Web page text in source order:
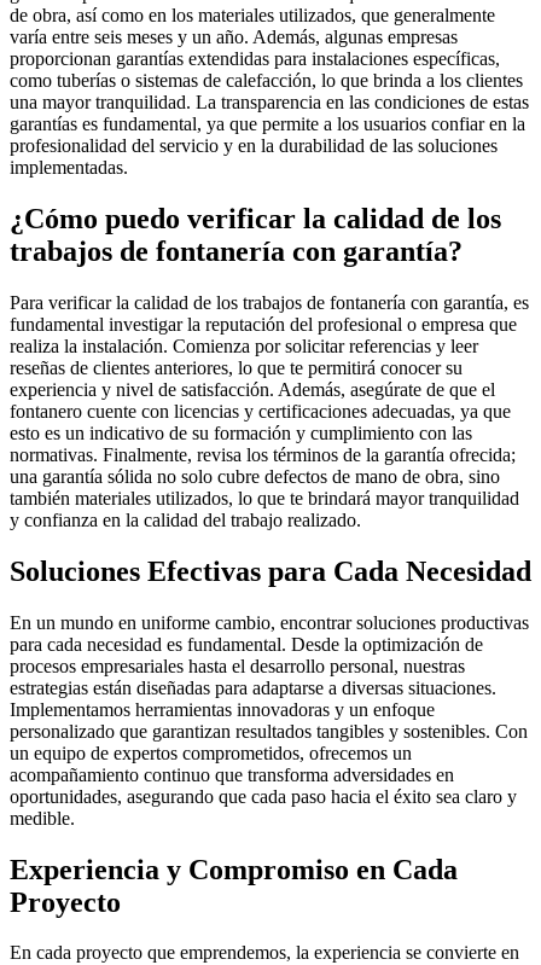
de obra, así como en los materiales utilizados, que generalmente
varía entre seis meses y un año. Además, algunas empresas
proporcionan garantías extendidas para instalaciones específicas,
como tuberías o sistemas de calefacción, lo que brinda a los clientes
una mayor tranquilidad. La transparencia en las condiciones de estas
garantías es fundamental, ya que permite a los usuarios confiar en la
profesionalidad del servicio y en la durabilidad de las soluciones
implementadas.
¿Cómo puedo verificar la calidad de los
trabajos de fontanería con garantía?
Para verificar la calidad de los trabajos de fontanería con garantía, es
fundamental investigar la reputación del profesional o empresa que
realiza la instalación. Comienza por solicitar referencias y leer
reseñas de clientes anteriores, lo que te permitirá conocer su
experiencia y nivel de satisfacción. Además, asegúrate de que el
fontanero cuente con licencias y certificaciones adecuadas, ya que
esto es un indicativo de su formación y cumplimiento con las
normativas. Finalmente, revisa los términos de la garantía ofrecida;
una garantía sólida no solo cubre defectos de mano de obra, sino
también materiales utilizados, lo que te brindará mayor tranquilidad
y confianza en la calidad del trabajo realizado.
Soluciones Efectivas para Cada Necesidad
En un mundo en uniforme cambio, encontrar soluciones productivas
para cada necesidad es fundamental. Desde la optimización de
procesos empresariales hasta el desarrollo personal, nuestras
estrategias están diseñadas para adaptarse a diversas situaciones.
Implementamos herramientas innovadoras y un enfoque
personalizado que garantizan resultados tangibles y sostenibles. Con
un equipo de expertos comprometidos, ofrecemos un
acompañamiento continuo que transforma adversidades en
oportunidades, asegurando que cada paso hacia el éxito sea claro y
medible.
Experiencia y Compromiso en Cada
Proyecto
En cada proyecto que emprendemos, la experiencia se convierte en